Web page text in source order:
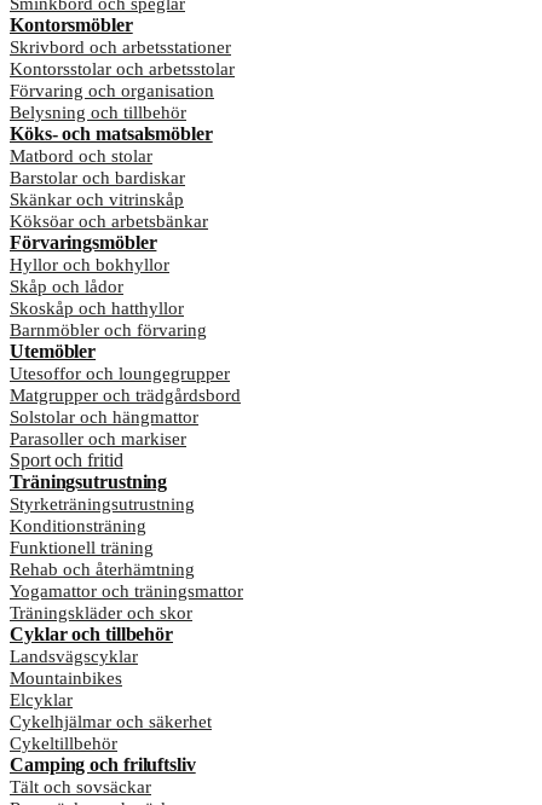
Kontorsmöbler
Skrivbord och arbetsstationer
Kontorsstolar och arbetsstolar
Förvaring och organisation
Belysning och tillbehör
Köks- och matsalsmöbler
Matbord och stolar
Barstolar och bardiskar
Skänkar och vitrinskåp
Köksöar och arbetsbänkar
Förvaringsmöbler
Hyllor och bokhyllor
Skåp och lådor
Skoskåp och hatthyllor
Barnmöbler och förvaring
Utemöbler
Utesoffor och loungegrupper
Matgrupper och trädgårdsbord
Solstolar och hängmattor
Parasoller och markiser
Sport och fritid
Träningsutrustning
Styrketräningsutrustning
Konditionsträning
Funktionell träning
Rehab och återhämtning
Yogamattor och träningsmattor
Träningskläder och skor
Cyklar och tillbehör
Landsvägscyklar
Mountainbikes
Elcyklar
Cykelhjälmar och säkerhet
Cykeltillbehör
Camping och friluftsliv
Tält och sovsäckar